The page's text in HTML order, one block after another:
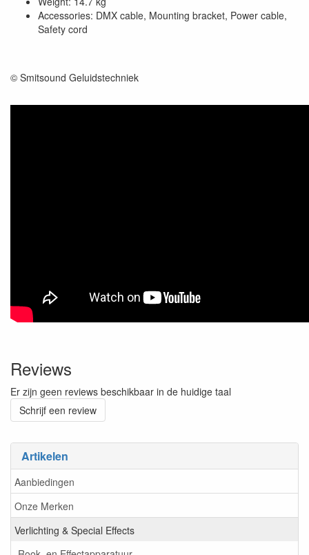
Artikelen
Aanbiedingen
Onze Merken
Verlichting & Special Effects
Accessories: DMX cable, Mounting bracket, Power cable,
Safety cord
© Smitsound Geluidstechniek
Reviews
Er zijn geen reviews beschikbaar in de huidige taal
Schrijf een review